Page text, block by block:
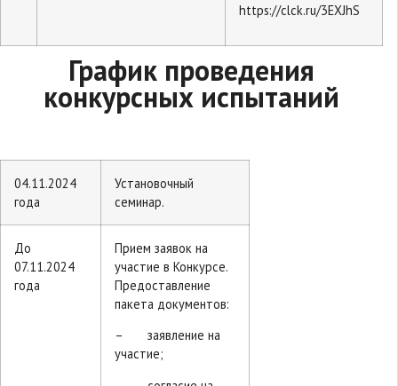
https://clck.ru/3EXJhS
График проведения
конкурсных испытаний
04.11.2024
года
Установочный
семинар.
До
07.11.2024
года
Прием заявок на
участие в Конкурсе.
Предоставление
пакета документов:
– заявление на
участие;